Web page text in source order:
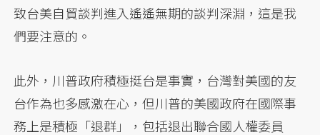
致台美自貿談判進入遙遙無期的談判深淵，這是我
們要注意的。
此外，川普政府積極挺台是事實，台灣對美國的友
台作為也多感激在心，但川普的美國政府在國際事
務上是積極「退群」，包括退出聯合國人權委員